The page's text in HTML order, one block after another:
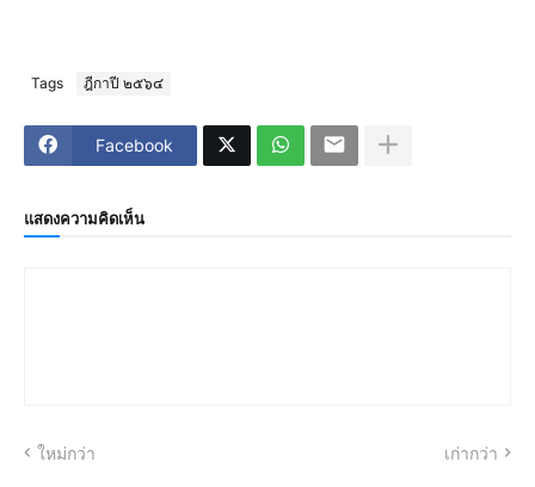
Tags ฎีกาปี ๒๕๖๔
Facebook
แสดงความคิดเห็น
ใหม่กว่า เก่ากว่า